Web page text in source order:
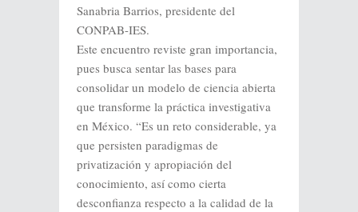
Sanabria Barrios, presidente del
CONPAB-IES.
Este encuentro reviste gran importancia,
pues busca sentar las bases para
consolidar un modelo de ciencia abierta
que transforme la práctica investigativa
en México. “Es un reto considerable, ya
que persisten paradigmas de
privatización y apropiación del
conocimiento, así como cierta
desconfianza respecto a la calidad de la